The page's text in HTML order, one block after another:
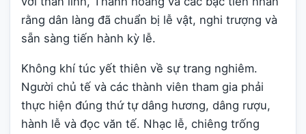
rằng dân làng đã chuẩn bị lễ vật, nghi trượng và
sẵn sàng tiến hành kỳ lễ.
Không khí túc yết thiên về sự trang nghiêm.
Người chủ tế và các thành viên tham gia phải
thực hiện đúng thứ tự dâng hương, dâng rượu,
hành lễ và đọc văn tế. Nhạc lễ, chiêng trống